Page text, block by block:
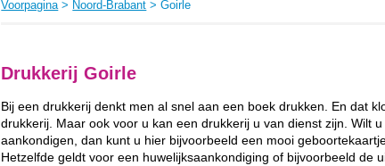
Voorpagina> Noord-Brabant > Goirle
Drukkerij Goirle
Bij een drukkerij denkt men al snel aan een boek drukken. En dat
drukkerij. Maar ook voor u kan een drukkerij u van dienst zijn. Wilt
aankondigen, dan kunt u hier bijvoorbeeld een mooi
Hetzelfde geldt voor een huwelijksaankondiging of bijvoorbeeld de